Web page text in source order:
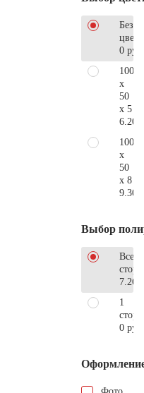
Без
0 руб.
100
x
50
x 5
100
x
50
x 8
Выбор
Все
1
0 руб.